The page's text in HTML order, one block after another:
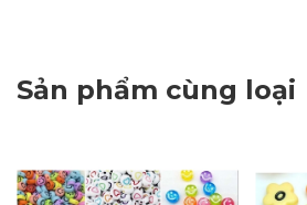
Sản phẩm cùng loại